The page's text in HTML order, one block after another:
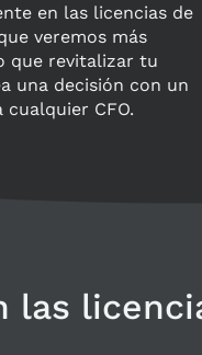
en las licencias de
veremos más
que revitalizar tu
una decisión con un
cualquier CFO.